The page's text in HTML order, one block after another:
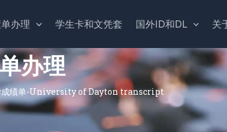
办理 学生卡和文凭套 国外ID和DL 关
办理
成绩单-University of Dayton transcript